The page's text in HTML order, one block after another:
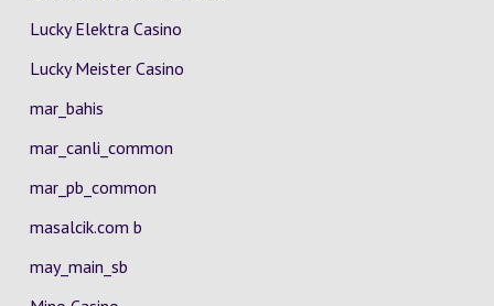
Lucky Elektra Casino
Lucky Meister Casino
mar_bahis
mar_canli_common
mar_pb_common
masalcik.com b
may_main_sb